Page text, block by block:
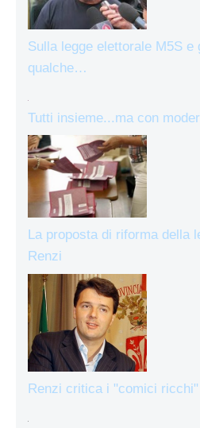
Sulla legge elettorale M5S e
qualche…
Tutti insieme...ma con
La proposta di riforma della
Renzi
Renzi critica i "comici ricchi"